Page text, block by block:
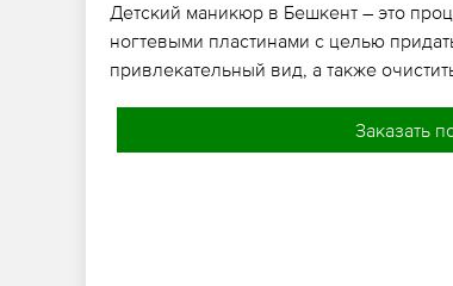
Детский маникюр в Бешкент – это
ногтевыми пластинами с целью
привлекательный вид, а также
Заказать